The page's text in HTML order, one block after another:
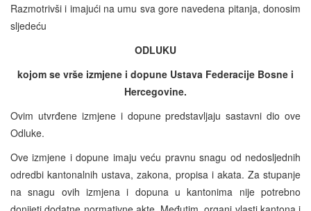
Razmotrivši i imajući na umu sva gore navedena pitanja, donosim
sljedeću
ODLUKU
kojom se vrše izmjene i dopune Ustava Federacije Bosne i
Hercegovine.
Ovim utvrđene izmjene i dopune predstavljaju sastavni dio ove
Odluke.
Ove izmjene i dopune imaju veću pravnu snagu od nedosljednih
odredbi kantonalnih ustava, zakona, propisa i akata. Za stupanje
na snagu ovih izmjena i dopuna u kantonima nije potrebno